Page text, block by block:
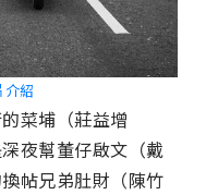
紹
菜埔（莊益增
夜幫董仔啟文（戴
帖兄弟肚財（陳竹